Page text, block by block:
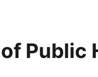
Public